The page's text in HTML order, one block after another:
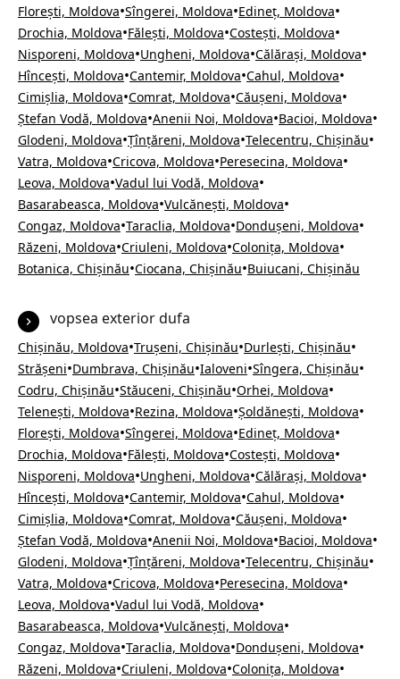
Florești, Moldova•Sîngerei, Moldova•Edineț, Moldova•
Drochia, Moldova•Fălești, Moldova•Costești, Moldova•
Nisporeni, Moldova•Ungheni, Moldova•Călărași, Moldova•
Hîncești, Moldova•Cantemir, Moldova•Cahul, Moldova•
Cimișlia, Moldova•Comrat, Moldova•Căușeni, Moldova•
Ștefan Vodă, Moldova•Anenii Noi, Moldova•Bacioi, Moldova•
Glodeni, Moldova•Țînțăreni, Moldova•Telecentru, Chișinău•
Vatra, Moldova•Cricova, Moldova•Peresecina, Moldova•
Leova, Moldova•Vadul lui Vodă, Moldova•
Basarabeasca, Moldova•Vulcănești, Moldova•
Congaz, Moldova•Taraclia, Moldova•Dondușeni, Moldova•
Răzeni, Moldova•Criuleni, Moldova•Colonița, Moldova•
Botanica, Chișinău•Ciocana, Chișinău•Buiucani, Chișinău
vopsea exterior dufa
Chișinău, Moldova•Trușeni, Chișinău•Durlești, Chișinău•
Strășeni•Dumbrava, Chișinău•Ialoveni•Sîngera, Chișinău•
Codru, Chișinău•Stăuceni, Chișinău•Orhei, Moldova•
Telenești, Moldova•Rezina, Moldova•Șoldănești, Moldova•
Florești, Moldova•Sîngerei, Moldova•Edineț, Moldova•
Drochia, Moldova•Fălești, Moldova•Costești, Moldova•
Nisporeni, Moldova•Ungheni, Moldova•Călărași, Moldova•
Hîncești, Moldova•Cantemir, Moldova•Cahul, Moldova•
Cimișlia, Moldova•Comrat, Moldova•Căușeni, Moldova•
Ștefan Vodă, Moldova•Anenii Noi, Moldova•Bacioi, Moldova•
Glodeni, Moldova•Țînțăreni, Moldova•Telecentru, Chișinău•
Vatra, Moldova•Cricova, Moldova•Peresecina, Moldova•
Leova, Moldova•Vadul lui Vodă, Moldova•
Basarabeasca, Moldova•Vulcănești, Moldova•
Congaz, Moldova•Taraclia, Moldova•Dondușeni, Moldova•
Răzeni, Moldova•Criuleni, Moldova•Colonița, Moldova•